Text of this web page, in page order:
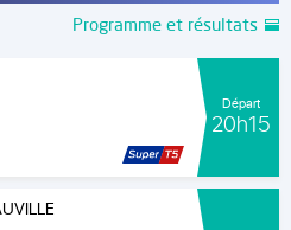
Programme et résultats
Départ
20h15